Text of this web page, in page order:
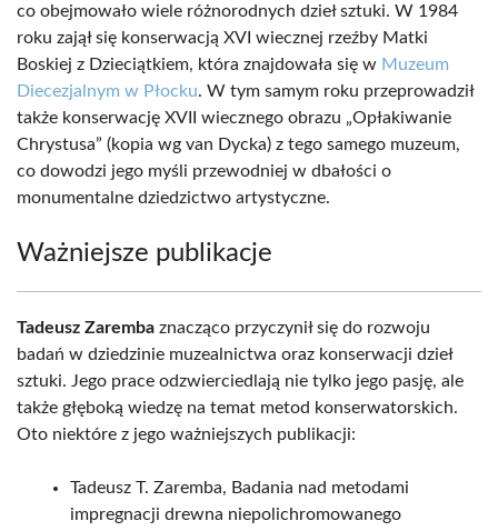
co obejmowało wiele różnorodnych dzieł sztuki. W 1984
roku zajął się konserwacją XVI wiecznej rzeźby Matki
Boskiej z Dzieciątkiem, która znajdowała się w Muzeum
Diecezjalnym w Płocku. W tym samym roku przeprowadził
także konserwację XVII wiecznego obrazu „Opłakiwanie
Chrystusa” (kopia wg van Dycka) z tego samego muzeum,
co dowodzi jego myśli przewodniej w dbałości o
monumentalne dziedzictwo artystyczne.
Ważniejsze publikacje
Tadeusz Zaremba znacząco przyczynił się do rozwoju
badań w dziedzinie muzealnictwa oraz konserwacji dzieł
sztuki. Jego prace odzwierciedlają nie tylko jego pasję, ale
także głęboką wiedzę na temat metod konserwatorskich.
Oto niektóre z jego ważniejszych publikacji:
Tadeusz T. Zaremba, Badania nad metodami
impregnacji drewna niepolichromowanego